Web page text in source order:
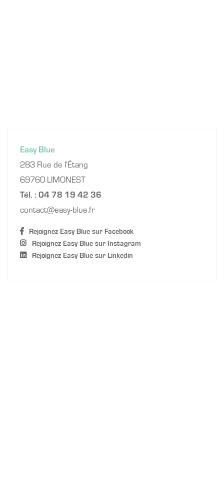
Easy Blue
283 Rue de l'Étang
69760 LIMONEST
Tél. : 04 78 19 42 36
contact
easy-blue.fr
Rejoignez Easy Blue sur Facebook
Rejoignez Easy Blue sur Instagram
Rejoignez Easy Blue sur Linkedin